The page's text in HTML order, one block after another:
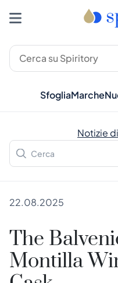
SfogliaMarche
Notizie
22.08.2025
The
Montilla